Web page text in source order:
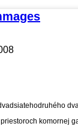
komornej